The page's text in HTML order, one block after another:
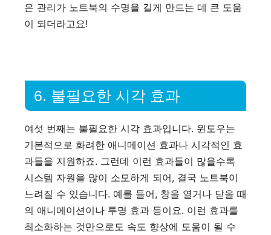
은 관리가 노트북의 수명을 길게 만드는 데 큰 도움
이 되더라고요!
6. 불필요한 시각 효과
여섯 번째는 불필요한 시각 효과입니다. 윈도우는
기본적으로 화려한 애니메이션 효과나 시각적인 효
과들을 지원하죠. 그런데 이런 효과들이 많을수록
시스템 자원을 많이 소모하게 되어, 결국 노트북이
느려질 수 있습니다. 예를 들어, 창을 열거나 닫을 때
의 애니메이션이나 투명 효과 등이요. 이런 효과를
최소화하는 것만으로도 속도 향상에 도움이 될 수